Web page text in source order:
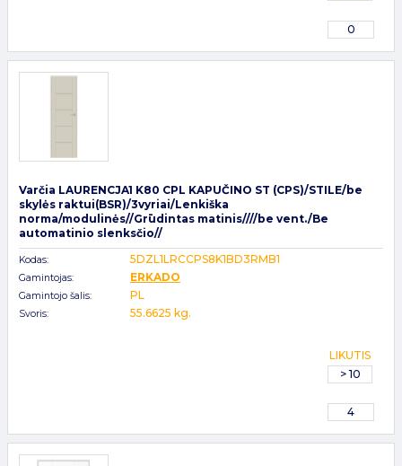
0
Varčia LAURENCJA1 K80 CPL KAPUČINO ST (CPS)/STILE/be
skylės raktui(BSR)/3vyriai/Lenkiška
norma/modulinės//Grūdintas matinis////be vent./Be
automatinio slenksčio//
Kodas: 5DZL1LRCCPS8K1BD3RMB1
Gamintojas: ERKADO
Gamintojo šalis: PL
Svoris: 55.6625 kg.
LIKUTIS
> 10
4